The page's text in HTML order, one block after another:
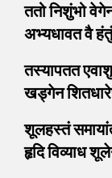
ततो निशुंभो
अभ्यधावत वै
तस्यापतत
खड्गेन
शूलहस्तं
हृदि विव्याध